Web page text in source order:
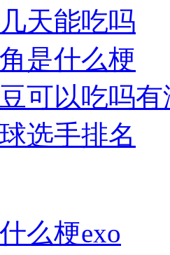
天能吃吗
是什么梗
可以吃吗
选手排名
么梗exo